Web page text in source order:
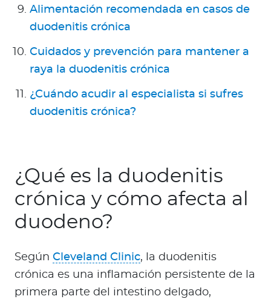
Alimentación recomendada en casos de
duodenitis crónica
Cuidados y prevención para mantener a
raya la duodenitis crónica
¿Cuándo acudir al especialista si sufres
duodenitis crónica?
¿Qué es la duodenitis
crónica y cómo afecta al
duodeno?
Según Cleveland Clinic, la duodenitis
crónica es una inflamación persistente de la
primera parte del intestino delgado,